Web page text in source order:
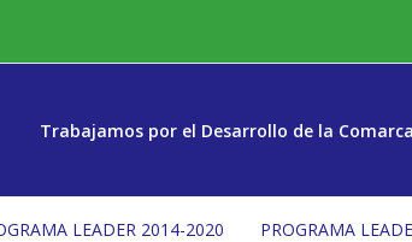
Trabajamos por el Desarrollo de la
LEADER 2014-2020 PROGRAMA